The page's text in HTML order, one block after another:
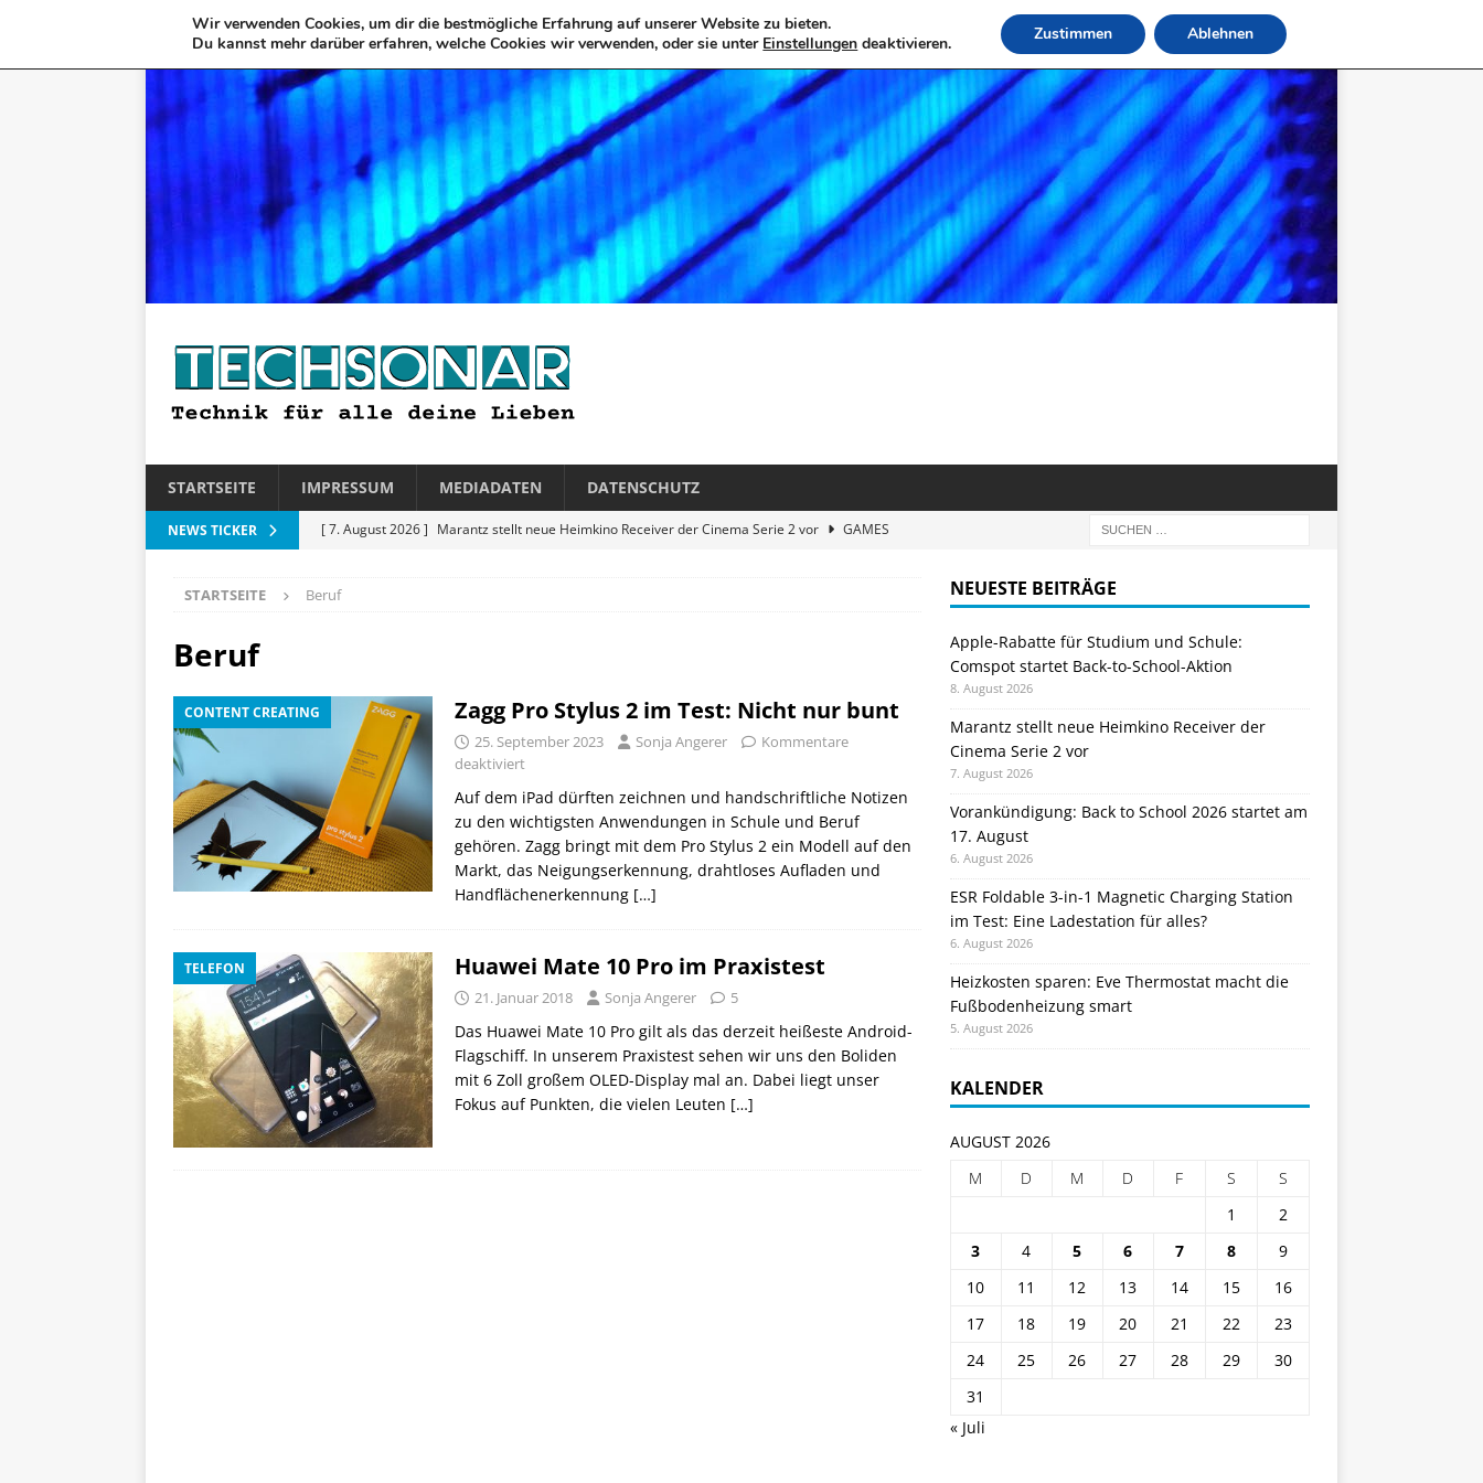
STARTSEITE IMPRESSUM MEDIADATEN DATENSCHUTZ
NEWS TICKER [ 7. August 2026 ] Marantz stellt neue Heimkino Receiver der Cinema Serie 2 vor
GAMES
[ 6. August 2026 ]
SMART HOME
[ 8. August 2026 ]
Apple-Rabatte für Studium und Schule: Comspot startet Back-to-School-
Aktion
SPARTIPPS
STARTSEITE Beruf
Beruf
CONTENT CREATING Zagg Pro Stylus 2 im Test: Nicht nur bunt
25. September 2023 Sonja Angerer
Kommentare
deaktiviert
Auf dem iPad dürften zeichnen und handschriftliche Notizen
zu den wichtigsten Anwendungen in Schule und Beruf
gehören. Zagg bringt mit dem Pro Stylus 2 ein Modell auf den
Markt, das Neigungserkennung, drahtloses Aufladen und
Handflächenerkennung […]
TELEFON Huawei Mate 10 Pro im Praxistest
21. Januar 2018 Sonja Angerer 5
Das Huawei Mate 10 Pro gilt als das derzeit heißeste Android-
Flagschiff. In unserem Praxistest sehen wir uns den Boliden
mit 6 Zoll großem OLED-Display mal an. Dabei liegt unser
Fokus auf Punkten, die vielen Leuten […]
NEUESTE BEITRÄGE
Apple-Rabatte für Studium und Schule:
Comspot startet Back-to-School-Aktion
8. August 2026
Marantz stellt neue Heimkino Receiver der
Cinema Serie 2 vor
7. August 2026
Vorankündigung: Back to School 2026 startet am
17. August
6. August 2026
ESR Foldable 3-in-1 Magnetic Charging Station
im Test: Eine Ladestation für alles?
6. August 2026
Heizkosten sparen: Eve Thermostat macht die
Fußbodenheizung smart
5. August 2026
KALENDER
AUGUST 2026
M
D M D F S
S
1
2
3
4 5 6 7 8
9
10
11 12 13 14 15
16
17
18 19 20 21 22
23
24
25 26 27 28 29
30
31
« Juli
Wir verwenden Cookies, um dir die bestmögliche Erfahrung auf unserer Website zu bieten.
Du kannst mehr darüber erfahren, welche Cookies wir verwenden, oder sie unter Einstellungen deaktivieren. Zustimmen Ablehnen